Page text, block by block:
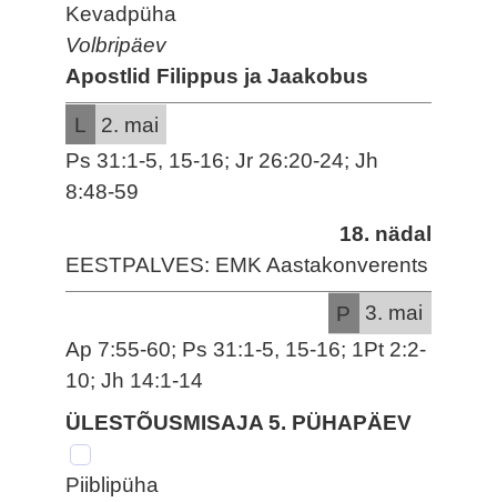
Kevadpüha
Volbripäev
Apostlid Filippus ja Jaakobus
L
2. mai
Ps 31:1-5, 15-16; Jr 26:20-24; Jh
8:48-59
18. nädal
EESTPALVES: EMK Aastakonverents
P
3. mai
Ap 7:55-60; Ps 31:1-5, 15-16; 1Pt 2:2-
10; Jh 14:1-14
ÜLESTÕUSMISAJA 5. PÜHAPÄEV
Piiblipüha